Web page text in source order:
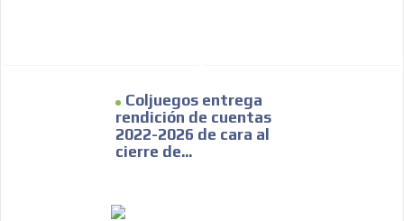
Coljuegos entrega
rendición de cuentas
2022-2026 de cara al
cierre de...